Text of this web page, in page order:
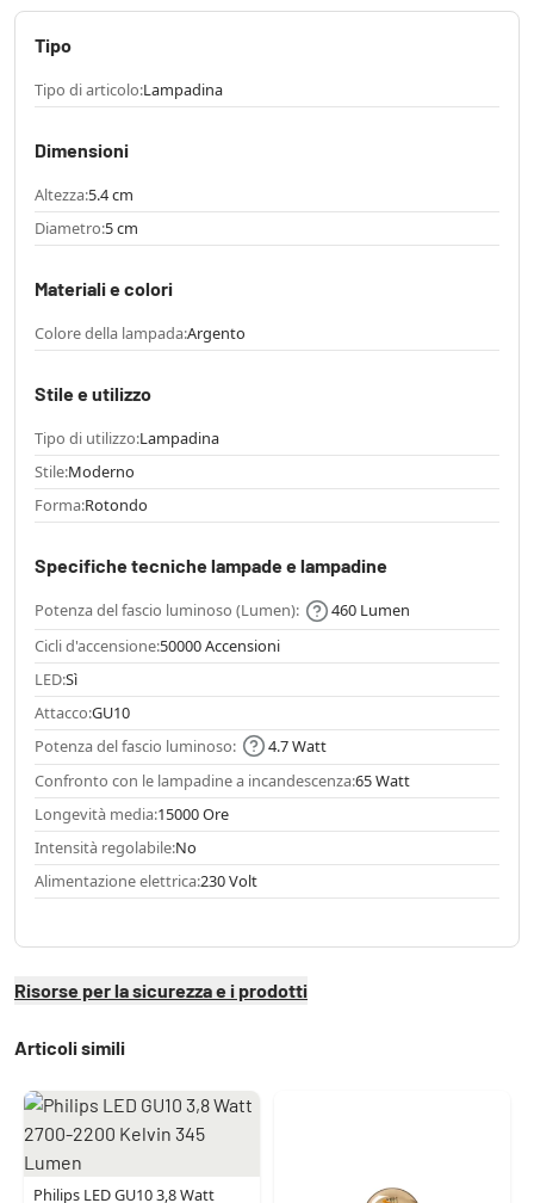
Tipo
Tipo di articolo:Lampadina
Dimensioni
Altezza:5.4 cm
Diametro:5 cm
Materiali e colori
Colore della lampada:Argento
Stile e utilizzo
Tipo di utilizzo:Lampadina
Stile:Moderno
Forma:Rotondo
Specifiche tecniche lampade e lampadine
Potenza del fascio luminoso (Lumen):
460 Lumen
Cicli d'accensione:50000 Accensioni
LED:Sì
Attacco:GU10
Potenza del fascio luminoso:
4.7 Watt
Confronto con le lampadine a incandescenza:65 Watt
Longevità media:15000 Ore
Intensità regolabile:No
Alimentazione elettrica:230 Volt
Risorse per la sicurezza e i prodotti
Articoli simili
Philips LED GU10 3,8 Watt